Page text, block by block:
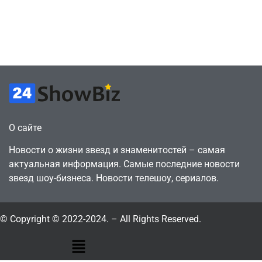
О сайте
Новости о жизни звезд и знаменитостей – самая
актуальная информация. Самые последние новости
звезд шоу-бизнеса. Новости телешоу, сериалов.
© Copyright © 2022-2024. – All Rights Reserved.